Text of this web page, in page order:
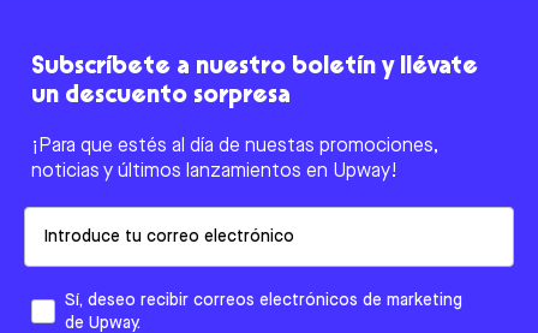
Subscríbete a nuestro boletín y llévate
un descuento sorpresa
¡Para que estés al día de nuestas promociones,
noticias y últimos lanzamientos en Upway!
Sí, deseo recibir correos electrónicos de marketing
de Upway.